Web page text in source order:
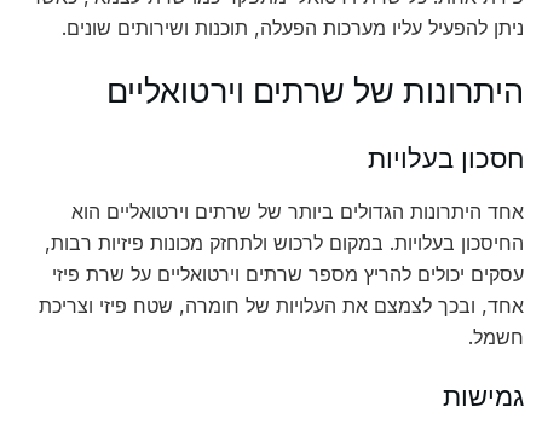
ניתן להפעיל עליו מערכות הפעלה, תוכנות ושירותים שונים.
היתרונות של שרתים וירטואליים
חסכון בעלויות
אחד היתרונות הגדולים ביותר של שרתים וירטואליים הוא
החיסכון בעלויות. במקום לרכוש ולתחזק מכונות פיזיות רבות,
עסקים יכולים להריץ מספר שרתים וירטואליים על שרת פיזי
אחד, ובכך לצמצם את העלויות של חומרה, שטח פיזי וצריכת
חשמל.
גמישות